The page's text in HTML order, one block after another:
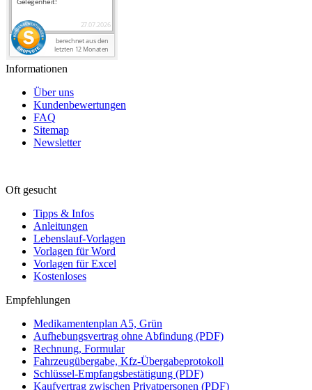
Informationen
Über uns
Kundenbewertungen
FAQ
Sitemap
Newsletter
Oft gesucht
Tipps & Infos
Anleitungen
Lebenslauf-Vorlagen
Vorlagen für Word
Vorlagen für Excel
Kostenloses
Empfehlungen
Medikamentenplan A5, Grün
Aufhebungsvertrag ohne Abfindung (PDF)
Rechnung, Formular
Fahrzeugübergabe, Kfz-Übergabeprotokoll
Schlüssel-Empfangsbestätigung (PDF)
Kaufvertrag zwischen Privatpersonen (PDF)